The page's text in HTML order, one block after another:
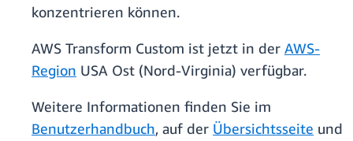
konzentrieren können.
AWS Transform Custom ist jetzt in der AWS-
Region USA Ost (Nord-Virginia) verfügbar.
Weitere Informationen finden Sie im
Benutzerhandbuch, auf der Übersichtsseite und